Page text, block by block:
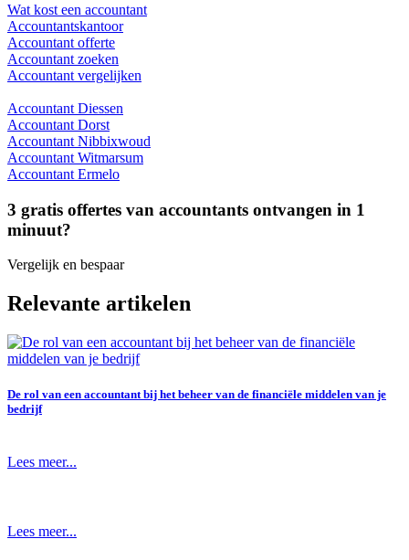
Wat kost een accountant
Accountantskantoor
Accountant offerte
Accountant zoeken
Accountant vergelijken
Accountant Diessen
Accountant Dorst
Accountant Nibbixwoud
Accountant Witmarsum
Accountant Ermelo
3 gratis offertes van accountants ontvangen in 1
minuut?
Vergelijk en bespaar
Relevante artikelen
De rol van een accountant bij het beheer van de financiële middelen van je
bedrijf
Lees meer...
Lees meer...